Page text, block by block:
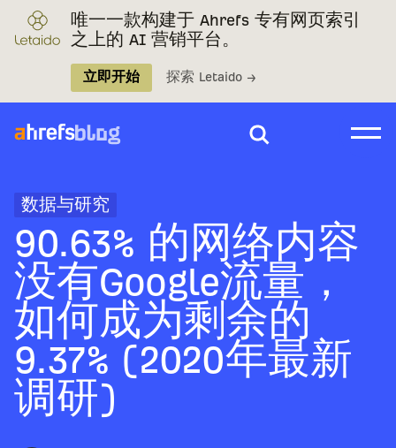
唯一一款构建于 Ahrefs 专有网页索引
之上的 AI 营销平台。
立即开始 探索 Letaido →
数据与研究
90.63% 的网络内容
没有Google流量，
如何成为剩余的
9.37% (2020年最新
调研)